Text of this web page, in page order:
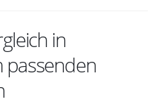
in
passenden